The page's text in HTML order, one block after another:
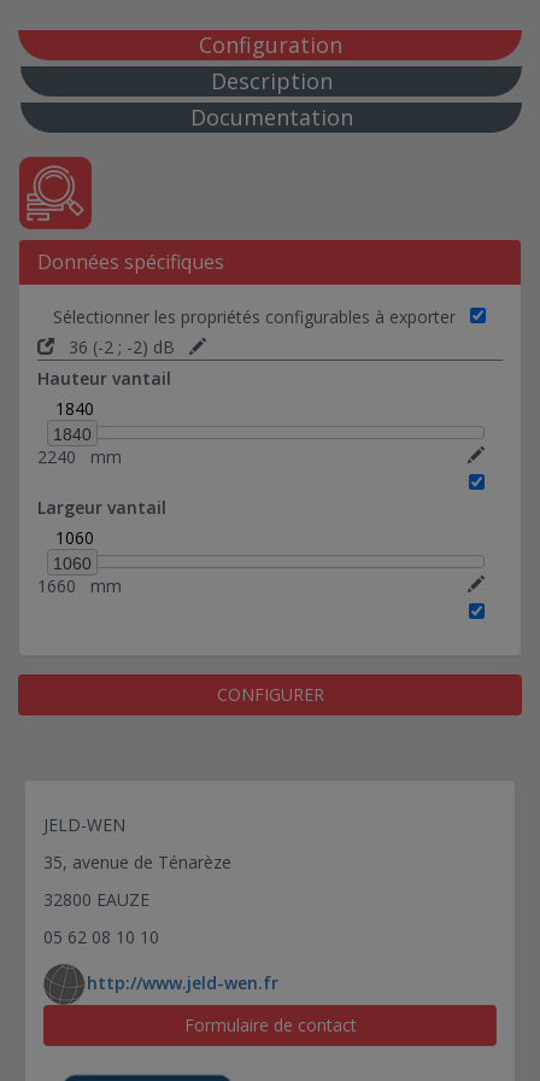
élevé)
Gaine Technique (locaux techniques)
Configuration
Description
Documentation
Données spécifiques
Sélectionner les propriétés configurables à exporter
36 (-2 ; -2) dB
Hauteur vantail
1840
1840
2240 mm
Largeur vantail
1060
1060
1660 mm
CONFIGURER
JELD-WEN
35, avenue de Ténarèze
32800 EAUZE
05 62 08 10 10
http://www.jeld-wen.fr
Formulaire de contact